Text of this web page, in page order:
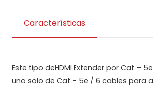
30M
caja
Características
Este tipo deHDMI Extender por Cat –
uno solo de Cat – 5e / 6 cables para